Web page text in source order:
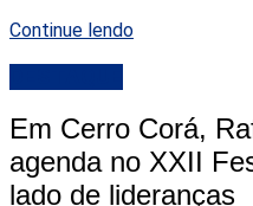
Continue lendo
Em Cerro Corá,
agenda no XXII
lado de lideranças